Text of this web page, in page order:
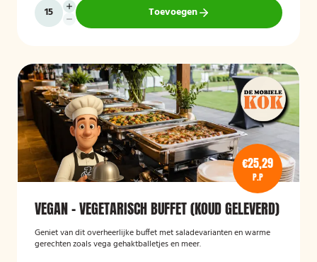
Toevoegen
€25,29
P.P
VEGAN - VEGETARISCH BUFFET (KOUD GELEVERD)
Geniet van dit overheerlijke buffet met saladevarianten en warme
gerechten zoals vega gehaktballetjes en meer.